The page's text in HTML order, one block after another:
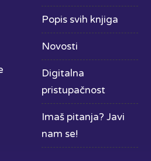
Popis svih knjiga
Novosti
Digitalna
pristupačnost
Imaš pitanja? Javi
nam se!